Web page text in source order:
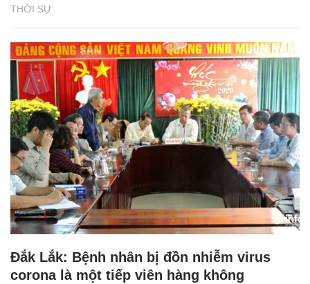
THỜI SỰ
Đắk Lắk: Bệnh nhân bị đồn nhiễm virus
corona là một tiếp viên hàng không